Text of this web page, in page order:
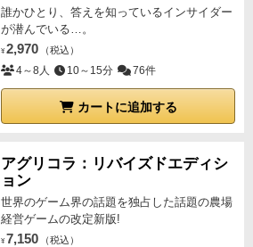
誰かひとり、答えを知っているインサイダー
が潜んでいる…。
¥ 2,970 （税込）
4～8人 10～15分 76件
カートに追加する
アグリコラ：リバイズドエディシ
ョン
世界のゲーム界の話題を独占した話題の農場
経営ゲームの改定新版!
¥ 7,150 （税込）